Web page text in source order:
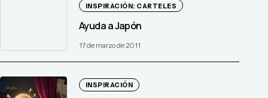
INSPIRACIÓN: CARTELES
Ayuda a Japón
17 de marzo de 2011
INSPIRACIÓN